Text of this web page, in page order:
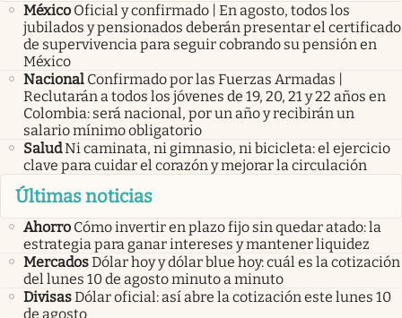
México Oficial y confirmado | En agosto, todos los
jubilados y pensionados deberán presentar el certificado
de supervivencia para seguir cobrando su pensión en
México
Nacional Confirmado por las Fuerzas Armadas |
Reclutarán a todos los jóvenes de 19, 20, 21 y 22 años en
Colombia: será nacional, por un año y recibirán un
salario mínimo obligatorio
SaludNi caminata, ni gimnasio, ni bicicleta: el ejercicio
clave para cuidar el corazón y mejorar la circulación
Últimas noticias
Ahorro Cómo invertir en plazo fijo sin quedar atado: la
estrategia para ganar intereses y mantener liquidez
MercadosDólar hoy y dólar blue hoy: cuál es la cotización
del lunes 10 de agosto minuto a minuto
DivisasDólar oficial: así abre la cotización este lunes 10
de agosto